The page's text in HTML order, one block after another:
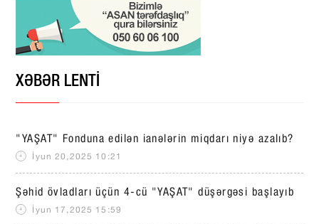
XƏBƏR LENTİ
"YAŞAT" Fonduna edilən ianələrin miqdarı niyə azalıb?
İyun 20,2025 10:21
Şəhid övladları üçün 4-cü "YAŞAT" düşərgəsi başlayıb
İyun 17,2025 15:59